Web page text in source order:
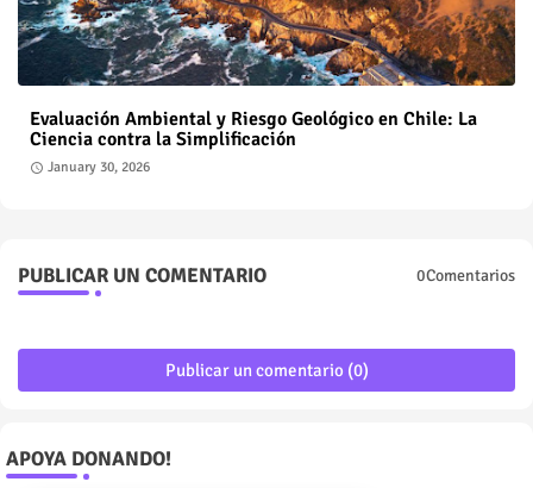
Evaluación Ambiental y Riesgo Geológico en Chile: La
Ciencia contra la Simplificación
January 30, 2026
PUBLICAR UN COMENTARIO 0Comentarios
Publicar un comentario (0)
APOYA DONANDO!